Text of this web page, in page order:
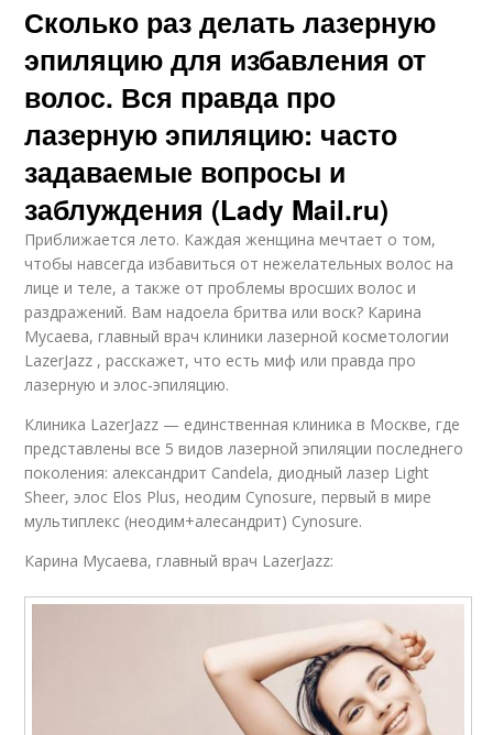
Сколько раз делать лазерную
эпиляцию для избавления от
волос. Вся правда про
лазерную эпиляцию: часто
задаваемые вопросы и
заблуждения (Lady Mail.ru)
Приближается лето. Каждая женщина мечтает о том,
чтобы навсегда избавиться от нежелательных волос на
лице и теле, а также от проблемы вросших волос и
раздражений. Вам надоела бритва или воск? Карина
Мусаева, главный врач клиники лазерной косметологии
LazerJazz , расскажет, что есть миф или правда про
лазерную и элос-эпиляцию.
Клиника LazerJazz — единственная клиника в Москве, где
представлены все 5 видов лазерной эпиляции последнего
поколения: александрит Candela, диодный лазер Light
Sheer, элос Elos Plus, неодим Сynosure, первый в мире
мультиплекс (неодим+алесандрит) Cynosure.
Карина Мусаева, главный врач LazerJazz: